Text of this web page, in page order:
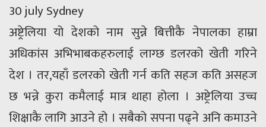
30 july Sydney
अष्ट्रेलिया यो देशको नाम सुन्ने बित्तीकै नेपालका हाम्रा
अधिकांस अभिभाबकहरुलाई लाग्छ डलरको खेती गरिने
देश । तर,यहाँ डलरको खेती गर्न कति सहज कति असहज
छ भन्ने कुरा कमैलाई मात्र थाहा होला । अष्ट्रेलिया उच्च
शिक्षाकै लागि आउने हो । सबैको सपना पढ्ने अनि कमाउने